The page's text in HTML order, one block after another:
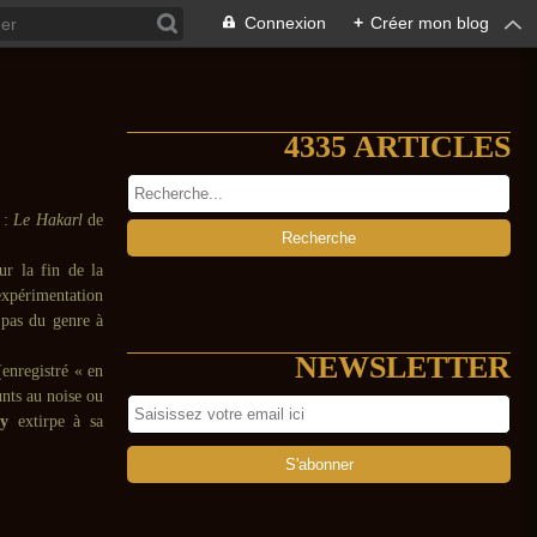
Connexion + Créer mon blog
:Le Hakarlde
la fin de la
du genre à
« en
au noise ou
extirpe à sa
4335 ARTICLES
NEWSLETTER